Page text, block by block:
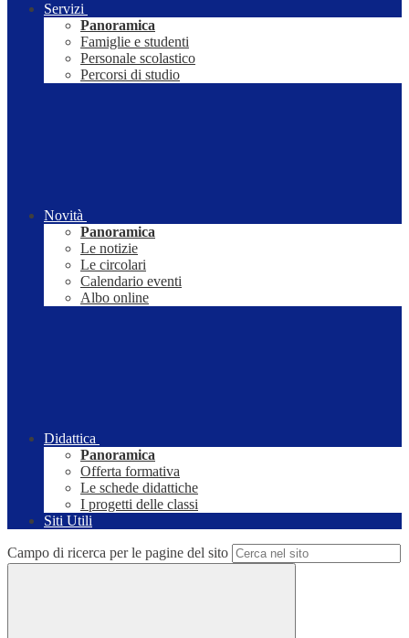
Servizi
Panoramica
Famiglie e studenti
Personale scolastico
Percorsi di studio
Novità
Panoramica
Le notizie
Le circolari
Calendario eventi
Albo online
Didattica
Panoramica
Offerta formativa
Le schede didattiche
I progetti delle classi
Siti Utili
Campo di ricerca per le pagine del sito